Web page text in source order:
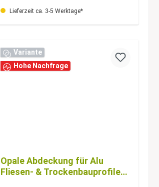
Lieferzeit ca. 3-5 Werktage*
Variante
Hohe Nachfrage
Opale Abdeckung für Alu
Fliesen- & Trockenbauprofile